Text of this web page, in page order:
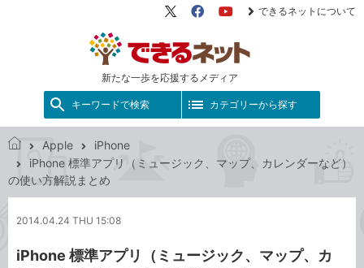
新たな一歩を応援するメディア
X（旧
FacebookYouTube
できるネットについて
キーワードで検索 カテゴリーから探す
で
き
ッ
Apple
iPhone
iPhone 標準アプリ（ミュージック、マップ、カレンダーなど）
の使い方解説まとめ
2014.04.24 THU 15:08
iPhone 標準アプリ（ミュージック、マップ、カ